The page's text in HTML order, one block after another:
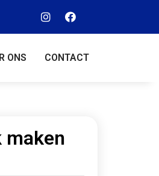
ONS CONTACT
maken